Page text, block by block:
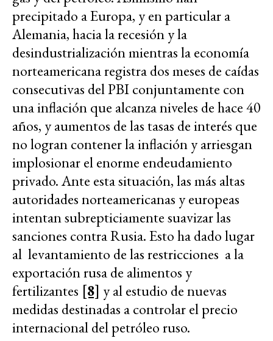
precipitado a Europa, y en particular a
Alemania, hacia la recesión y la
desindustrialización mientras la economía
norteamericana registra dos meses de caídas
consecutivas del PBI conjuntamente con
una inflación que alcanza niveles de hace 40
años, y aumentos de las tasas de interés que
no logran contener la inflación y arriesgan
implosionar el enorme endeudamiento
privado. Ante esta situación, las más altas
autoridades norteamericanas y europeas
intentan subrepticiamente suavizar las
sanciones contra Rusia. Esto ha dado lugar
al levantamiento de las restricciones a la
exportación rusa de alimentos y
fertilizantes [8] y al estudio de nuevas
medidas destinadas a controlar el precio
internacional del petróleo ruso.